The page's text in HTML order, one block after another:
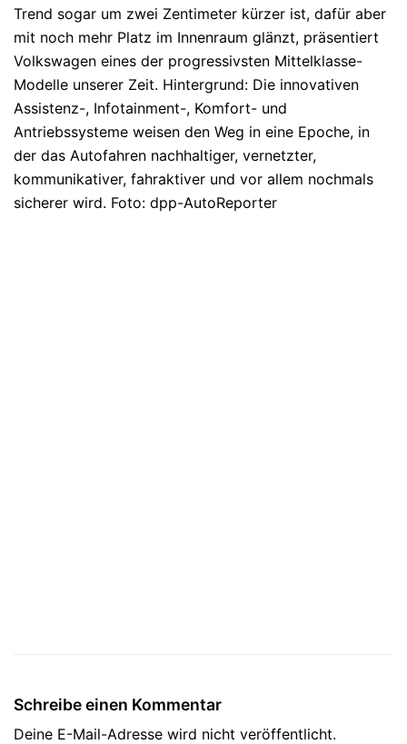
Trend sogar um zwei Zentimeter kürzer ist, dafür aber
mit noch mehr Platz im Innenraum glänzt, präsentiert
Volkswagen eines der progressivsten Mittelklasse-
Modelle unserer Zeit. Hintergrund: Die innovativen
Assistenz-, Infotainment-, Komfort- und
Antriebssysteme weisen den Weg in eine Epoche, in
der das Autofahren nachhaltiger, vernetzter,
kommunikativer, fahraktiver und vor allem nochmals
sicherer wird. Foto: dpp-AutoReporter
Schreibe einen Kommentar
Deine E-Mail-Adresse wird nicht veröffentlicht.